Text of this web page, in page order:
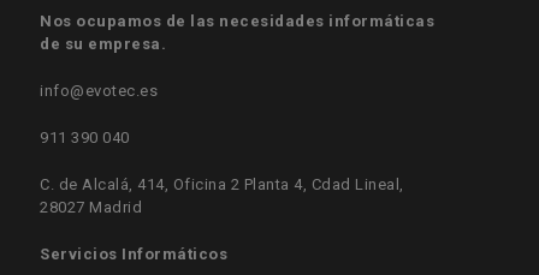
Nos ocupamos de las necesidades informáticas
de su empresa.
info@evotec.es
911 390 040
C. de Alcalá, 414, Oficina 2 Planta 4, Cdad Lineal,
28027 Madrid
Servicios Informáticos